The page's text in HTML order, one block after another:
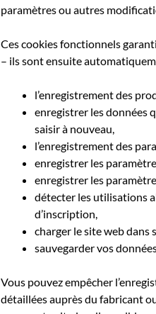
paramètres ou autres
Ces cookies fonctionnels
– ils sont ensuite
l’enregistrement des
enregistrer les données
saisir à nouveau,
l’enregistrement des
enregistrer les
enregistrer les
détecter les utilisations
d’inscription,
charger le site web dans
sauvegarder vos
Vous pouvez empêcher
détaillées auprès du fabricant